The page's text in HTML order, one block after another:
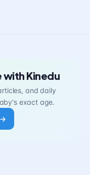
with Kinedu
and daily
exact age.
→